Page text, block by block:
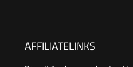
AFFILIATELINKS